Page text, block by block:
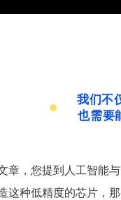
我们不
也需要
章，您提到人工智能
这种低精度的芯片，